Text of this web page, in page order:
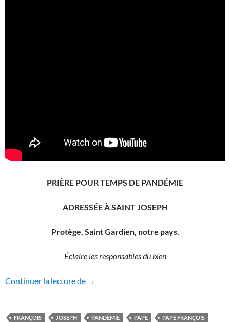
PRIÈRE POUR TEMPS DE PANDÉMIE
ADRESSÉE À SAINT JOSEPH
Protège, Saint Gardien, notre pays.
Éclaire les responsables du bien
Continuer la lecture de PRIÈRE POUR TEMPS DE PANDÉMIE
→
FRANÇOIS JOSEPH PANDÉMIE PAPE
PAPE FRANÇOIS